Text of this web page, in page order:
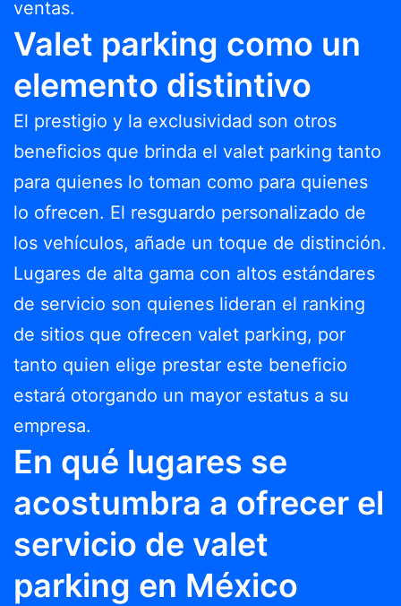
ventas.
Valet parking como un
elemento distintivo
El prestigio y la exclusividad son otros
beneficios que brinda el valet parking tanto
para quienes lo toman como para quienes
lo ofrecen. El resguardo personalizado de
los vehículos, añade un toque de distinción.
Lugares de alta gama con altos estándares
de servicio son quienes lideran el ranking
de sitios que ofrecen valet parking, por
tanto quien elige prestar este beneficio
estará otorgando un mayor estatus a su
empresa.
En qué lugares se
acostumbra a ofrecer el
servicio de valet
parking en México